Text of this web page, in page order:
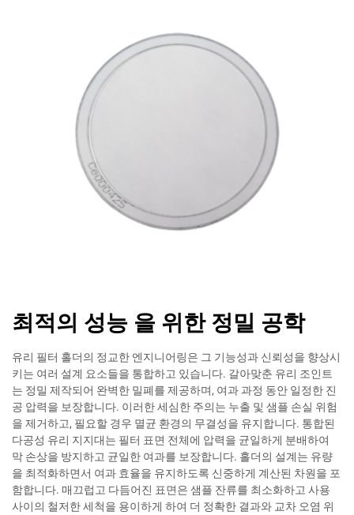
최적의 성능 을 위한 정밀 공학
유리 필터 홀더의 정교한 엔지니어링은 그 기능성과 신뢰성을 향상시
키는 여러 설계 요소들을 통합하고 있습니다. 갈아맞춘 유리 조인트
는 정밀 제작되어 완벽한 밀폐를 제공하며, 여과 과정 동안 일정한 진
공 압력을 보장합니다. 이러한 세심한 주의는 누출 및 샘플 손실 위험
을 제거하고, 필요할 경우 멸균 환경의 무결성을 유지합니다. 통합된
다공성 유리 지지대는 필터 표면 전체에 압력을 균일하게 분배하여
막 손상을 방지하고 균일한 여과를 보장합니다. 홀더의 설계는 유량
을 최적화하면서 여과 효율을 유지하도록 신중하게 계산된 차원을 포
함합니다. 매끄럽고 다듬어진 표면은 샘플 잔류를 최소화하고 사용
사이의 철저한 세척을 용이하게 하여 더 정확한 결과와 교차 오염 위